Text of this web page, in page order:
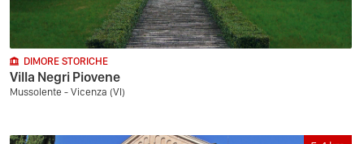
DIMORE STORICHE
Villa Negri Piovene
Mussolente - Vicenza (VI)